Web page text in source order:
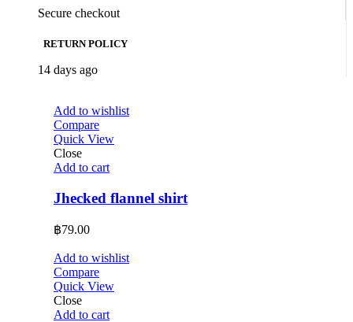
Secure checkout
RETURN POLICY
14 days ago
Add to wishlist
Compare
Quick View
Close
Add to cart
Jhecked flannel shirt
฿79.00
Add to wishlist
Compare
Quick View
Close
Add to cart